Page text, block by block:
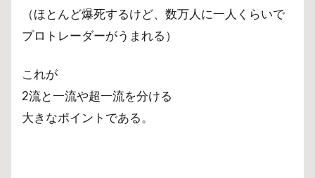
（ほとんど爆死するけど、数万人に一人くらいで
プロトレーダーがうまれる）
これが
2流と一流や超一流を分ける
大きなポイントである。